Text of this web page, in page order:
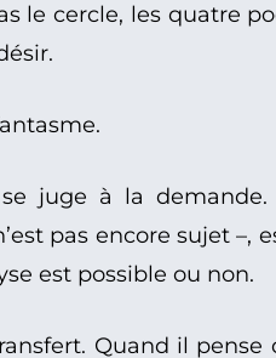
le cercle, les quatre
juge à la
pas encore sujet –,
est possible ou non.
Quand il pense